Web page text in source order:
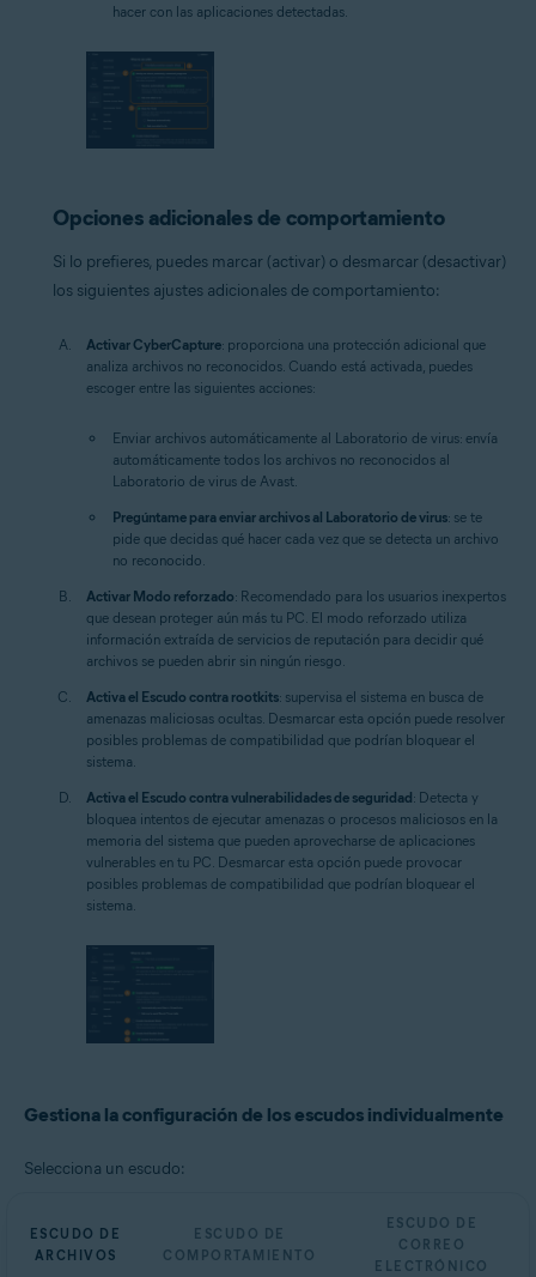
hacer con las aplicaciones detectadas.
Opciones adicionales de comportamiento
Si lo prefieres, puedes marcar (activar) o desmarcar (desactivar)
los siguientes ajustes adicionales de comportamiento:
Activar CyberCapture: proporciona una protección adicional que
analiza archivos no reconocidos. Cuando está activada, puedes
escoger entre las siguientes acciones:
Enviar archivos automáticamente al Laboratorio de virus: envía
automáticamente todos los archivos no reconocidos al
Laboratorio de virus de Avast.
Pregúntame para enviar archivos al Laboratorio de virus: se te
pide que decidas qué hacer cada vez que se detecta un archivo
no reconocido.
Activar Modo reforzado: Recomendado para los usuarios inexpertos
que desean proteger aún más tu PC. El modo reforzado utiliza
información extraída de servicios de reputación para decidir qué
archivos se pueden abrir sin ningún riesgo.
Activa el Escudo contra rootkits: supervisa el sistema en busca de
amenazas maliciosas ocultas. Desmarcar esta opción puede resolver
posibles problemas de compatibilidad que podrían bloquear el
sistema.
Activa el Escudo contra vulnerabilidades de seguridad: Detecta y
bloquea intentos de ejecutar amenazas o procesos maliciosos en la
memoria del sistema que pueden aprovecharse de aplicaciones
vulnerables en tu PC. Desmarcar esta opción puede provocar
posibles problemas de compatibilidad que podrían bloquear el
sistema.
Gestiona la configuración de los escudos individualmente
Selecciona un escudo:
ESCUDO DE
ARCHIVOS
ESCUDO DE
COMPORTAMIENTO
ESCUDO DE
CORREO
ELECTRÓNICO